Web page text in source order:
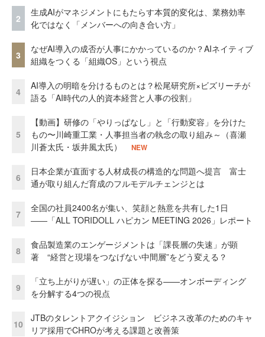
2
生成AIがマネジメントにもたらす本質的変化は、業務効率
化ではなく「メンバーへの向き合い方」
3
なぜAI導入の成否が人事にかかっているのか？AIネイティブ
組織をつくる「組織OS」という視点
4
AI導入の明暗を分けるものとは？松尾研究所×ビズリーチが
語る「AI時代の人的資本経営と人事の役割」
5
【動画】研修の「やりっぱなし」と「行動変容」を分けた
もの〜川崎重工業・人事担当者の執念の取り組み～（喜瀬
川蒼太氏・坂井風太氏）
NEW
6
日本企業が直面する人材成長の構造的な問題へ提言 富士
通が取り組んだ育成のフルモデルチェンジとは
7
全国の社員2400名が集い、笑顔と熱意を共有した1日
――「ALL TORIDOLL ハピカン MEETING 2026」レポート
8
食品製造業のエンゲージメントは「課長層の失速」が顕
著 “経営と現場をつなげない中間層”をどう変える？
9
「立ち上がりが遅い」の正体を探る——オンボーディング
を分解する4つの視点
10
JTBのタレントアクイジション ビジネス改革のためのキャ
リア採用でCHROが考える課題と改善策